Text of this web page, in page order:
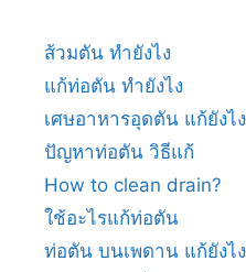
ส้วมตัน ทำยังไง
แก้ท่อตัน ทำยังไง
เศษอาหารอุดตัน แก้ยังไง
ปัญหาท่อตัน วิธีแก้
How to clean drain?
ใช้อะไรแก้ท่อตัน
ท่อตัน บนเพดาน แก้ยังไง